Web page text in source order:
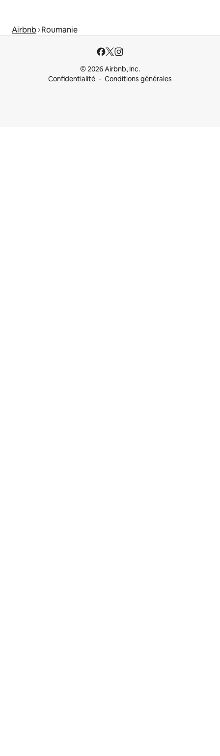
Airbnb Roumanie
© 2026 Airbnb, Inc.
Confidentialité
Conditions générales